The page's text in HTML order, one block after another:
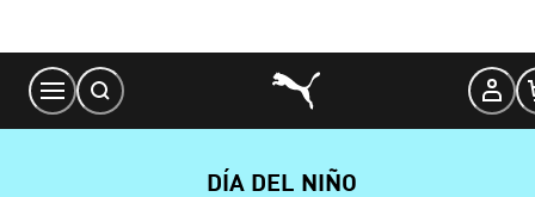
Content
DÍA DEL NIÑO